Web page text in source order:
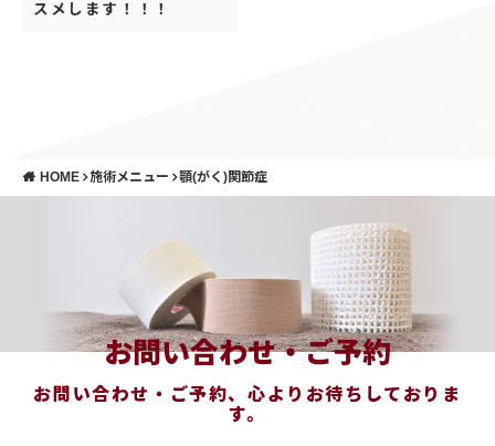
スメします！！！
HOME 施術メニュー 顎(がく)関節症
お問い合わせ・ご予約
お問い合わせ・ご予約、心よりお待ちしておりま
す。